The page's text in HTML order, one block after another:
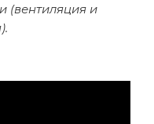
(вентиляция и